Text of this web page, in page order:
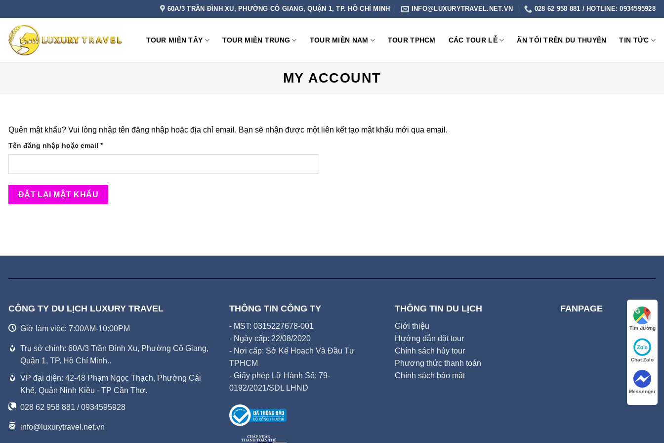
qua
dung
60A/3 TRẦN ĐÌNH XU, PHƯỜNG CÔ GIANG, QUẬN 1, TP. HỒ CHÍ MINH INFO@LUXURYTRAVEL.NET.VN 028 62 958 881 / HOTLINE: 0934595928
TOUR MIỀN TÂY TOUR MIỀN TRUNG TOUR MIỀN NAM TOUR TPHCM CÁC TOUR LỄ ĂN TỐI TRÊN DU THUYỀN TIN TỨC
MY ACCOUNT
Quên mật khẩu? Vui lòng nhập tên đăng nhập hoặc địa chỉ email. Bạn sẽ nhận được một liên kết tạo mật khẩu mới qua email.
Tên đăng nhập hoặc email *Bắt
buộc
ĐẶT LẠI MẬT KHẨU
CÔNG TY DU LỊCH LUXURY TRAVEL
Giờ làm việc: 7:00AM-10:00PM
Trụ sở chính: 60A/3 Trần Đình Xu, Phường Cô Giang,
Quận 1, TP. Hồ Chí Minh..
VP đại diện: 42-48 Phạm Ngọc Thạch, Phường Cái
Khế, Quận Ninh Kiều - TP Cần Thơ.
028 62 958 881 / 0934595928
info@luxurytravel.net.vn
THÔNG TIN CÔNG TY
- MST: 0315227678-001
- Ngày cấp: 22/08/2020
- Nơi cấp: Sở Kế Hoạch Và Đầu Tư
TPHCM
- Giấy phép Lữ Hành Số: 79-
0192/2021/SDL LHND
THÔNG TIN DU LỊCH
Giới thiệu
Hướng dẫn đặt tour
Chính sách hủy tour
Phương thức thanh toán
Chính sách bảo mật
FANPAGE
Tìm đường
Chat Zalo
Messenger